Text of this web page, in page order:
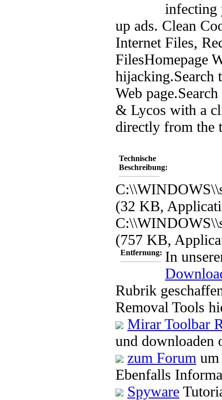
infecting
up ads. Clean
Internet Files,
FilesHomepage
hijacking.Search
Web page.
& Lycos with a
directly from the
Technische
Beschreibung:
(32 KB,
(757 KB,
Entfernung: In
Rubrik
Removal Tools
Mirar Toolbar
und downloaden
zum Forum
Ebenfalls
Spyware